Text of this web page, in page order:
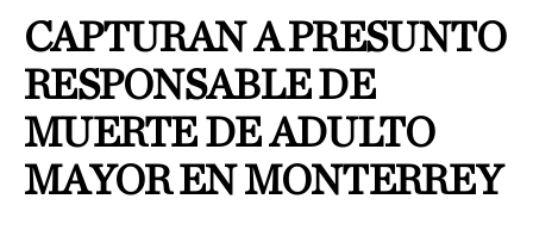
CAPTURAN A PRESUNTO
RESPONSABLE DE
MUERTE DE ADULTO
MAYOR EN MONTERREY